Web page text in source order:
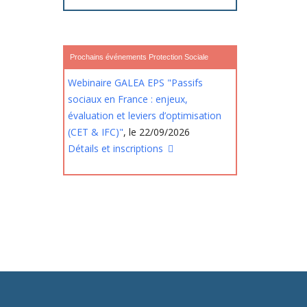
Prochains événements Protection Sociale
Webinaire GALEA EPS "Passifs
sociaux en France : enjeux,
évaluation et leviers d’optimisation
(CET & IFC)", le 22/09/2026
Détails et inscriptions